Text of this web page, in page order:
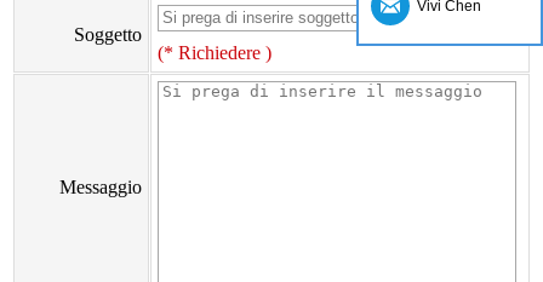
Soggetto
(* Richiedere )
Messaggio
Vivi Chen